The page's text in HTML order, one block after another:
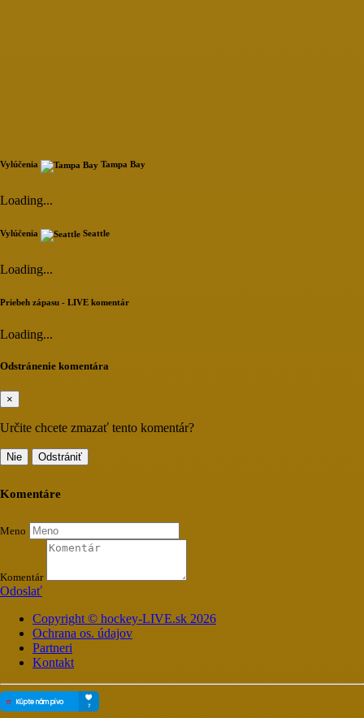
Vylúčenia Tampa Bay
Loading...
Vylúčenia Seattle
Loading...
Priebeh zápasu - LIVE komentár
Loading...
Odstránenie komentára
×
Určite chcete zmazať tento komentár?
Nie Odstrániť
Komentáre
Meno
Komentár
Odoslať
Copyright © hockey-LIVE.sk 2026
Ochrana os. údajov
Partneri
Kontakt